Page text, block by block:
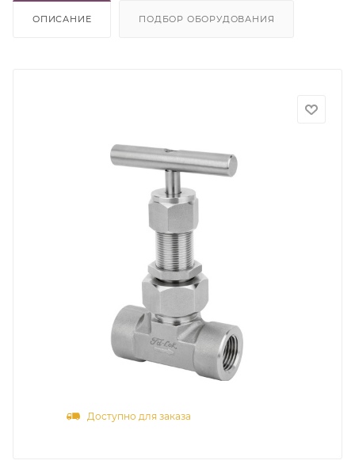
ОПИСАНИЕ ПОДБОР ОБОРУДОВАНИЯ
Доступно для заказа